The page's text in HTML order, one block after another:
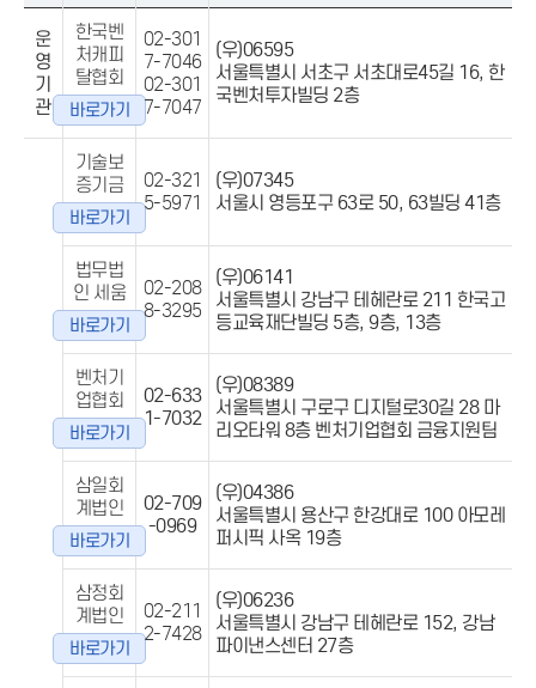
운
영
기
관
한국벤
처캐피
탈협회
바로가기
02-301
7-7046
02-301
7-7047
(우)06595
서울특별시 서초구 서초대로45길 16, 한
국벤처투자빌딩 2층
기술보
증기금
바로가기
02-321
5-5971
(우)07345
서울시 영등포구 63로 50, 63빌딩 41층
법무법
인 세움
바로가기
02-208
8-3295
(우)06141
서울특별시 강남구 테헤란로 211 한국고
등교육재단빌딩 5층, 9층, 13층
벤처기
업협회
바로가기
02-633
1-7032
(우)08389
서울특별시 구로구 디지털로30길 28 마
리오타워 8층 벤처기업협회 금융지원팀
삼일회
계법인
바로가기
02-709
-0969
(우)04386
서울특별시 용산구 한강대로 100 아모레
퍼시픽 사옥 19층
삼정회
계법인
바로가기
02-211
2-7428
(우)06236
서울특별시 강남구 테헤란로 152, 강남
파이낸스센터 27층